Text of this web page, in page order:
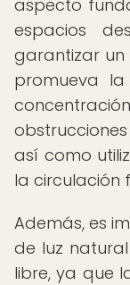
aspecto
espacios
garantizar un
promueva
así como
la circulación
Además, es
de luz
libre, ya que